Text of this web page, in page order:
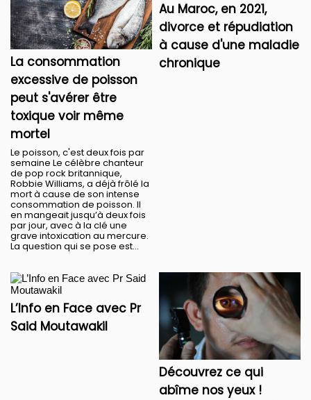
La consommation
excessive de poisson
peut s'avérer être
toxique voir même
mortel
Le poisson, c'est deux fois par
semaine Le célèbre chanteur
de pop rock britannique,
Robbie Williams, a déjà frôlé la
mort à cause de son intense
consommation de poisson. Il
en mangeait jusqu’à deux fois
par jour, avec à la clé une
grave intoxication au mercure.
La question qui se pose est...
Au Maroc, en 2021,
divorce et répudiation
à cause d'une maladie
chronique
L’Info en Face avec Pr
Said Moutawakil
Découvrez ce qui
abîme nos yeux !